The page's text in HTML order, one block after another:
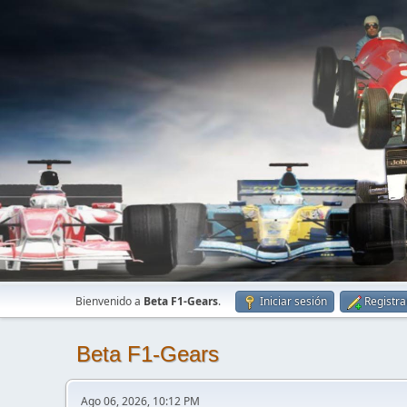
Bienvenido a Beta F1-Gears. Iniciar sesión
Beta F1-Gears
Ago 06, 2026, 10:12 PM